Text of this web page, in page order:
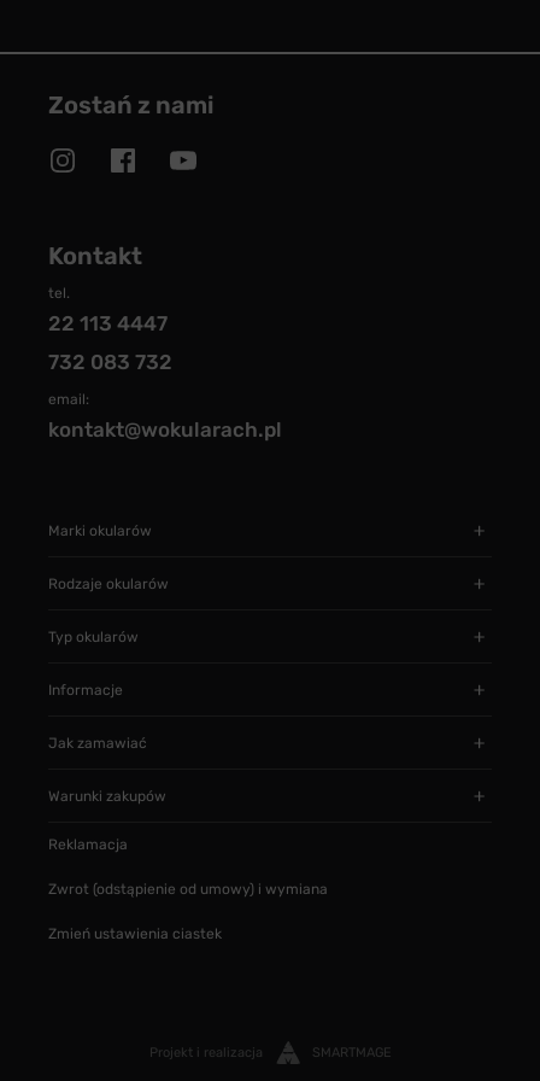
Zostań z nami
Kontakt
tel.
22 113 4447
732 083 732
email:
kontakt@wokularach.pl
Marki okularów
Rodzaje okularów
Typ okularów
Informacje
Jak zamawiać
Warunki zakupów
Reklamacja
Zwrot (odstąpienie od umowy) i wymiana
Zmień ustawienia ciastek
Projekt i realizacja SMARTMAGE